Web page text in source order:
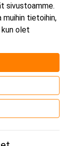
sivustoamme.
tietoihin,
olet